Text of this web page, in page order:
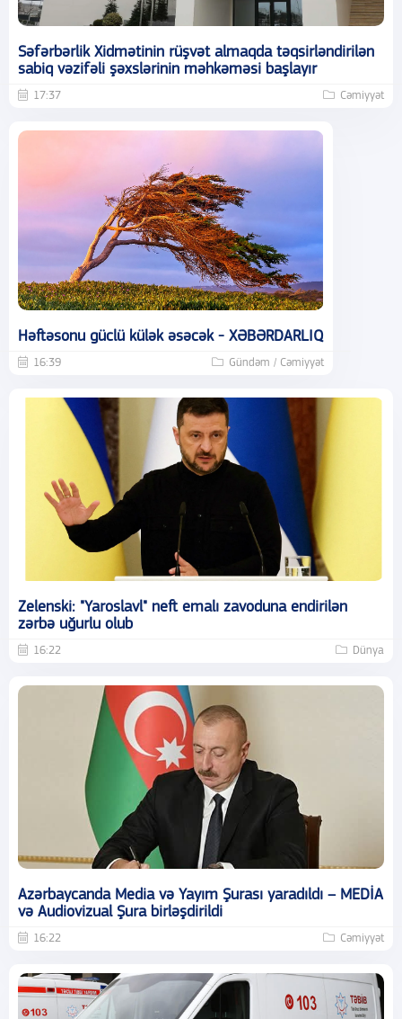
Səfərbərlik Xidmətinin rüşvət almaqda təqsirləndirilən
sabiq vəzifəli şəxslərinin məhkəməsi başlayır
17:37 Cəmiyyət
Həftəsonu güclü külək əsəcək - XƏBƏRDARLIQ
16:39 Gündəm / Cəmiyyət
Zelenski: "Yaroslavl" neft emalı zavoduna endirilən
zərbə uğurlu olub
16:22 Dünya
Azərbaycanda Media və Yayım Şurası yaradıldı – MEDİA
və Audiovizual Şura birləşdirildi
16:22 Cəmiyyət